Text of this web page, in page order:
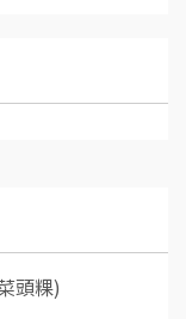
頭粿)